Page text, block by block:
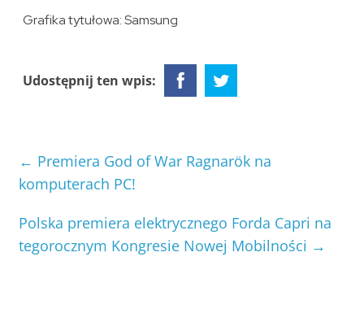
Grafika tytułowa: Samsung
Udostępnij ten wpis:
← Premiera God of War Ragnarök na
komputerach PC!
Polska premiera elektrycznego Forda Capri na
tegorocznym Kongresie Nowej Mobilności →